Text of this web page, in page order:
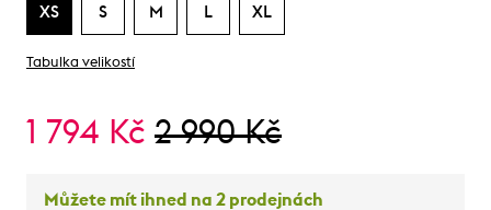
XS S M L XL
Tabulka velikostí
1 794 Kč 2 990 Kč
Můžete mít ihned na 2 prodejnách